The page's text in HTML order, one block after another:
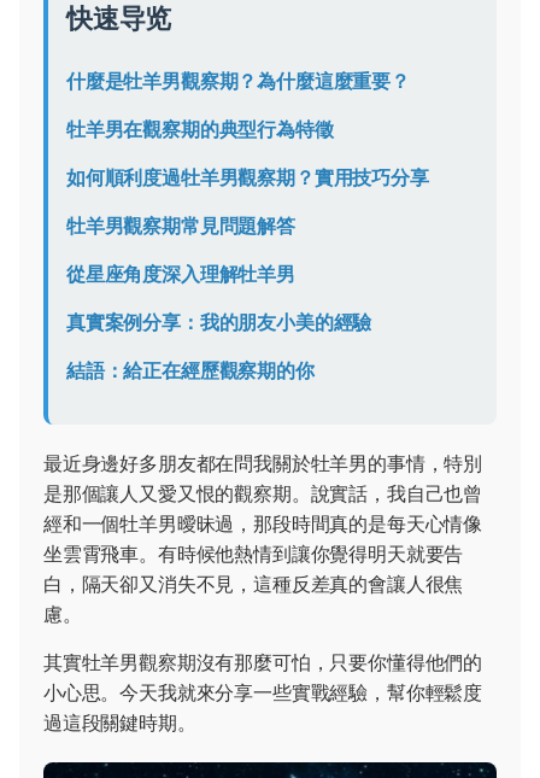
快速导览
什麼是牡羊男觀察期？為什麼這麼重要？
牡羊男在觀察期的典型行為特徵
如何順利度過牡羊男觀察期？實用技巧分享
牡羊男觀察期常見問題解答
從星座角度深入理解牡羊男
真實案例分享：我的朋友小美的經驗
結語：給正在經歷觀察期的你
最近身邊好多朋友都在問我關於牡羊男的事情，特別
是那個讓人又愛又恨的觀察期。說實話，我自己也曾
經和一個牡羊男曖昧過，那段時間真的是每天心情像
坐雲霄飛車。有時候他熱情到讓你覺得明天就要告
白，隔天卻又消失不見，這種反差真的會讓人很焦
慮。
其實牡羊男觀察期沒有那麼可怕，只要你懂得他們的
小心思。今天我就來分享一些實戰經驗，幫你輕鬆度
過這段關鍵時期。